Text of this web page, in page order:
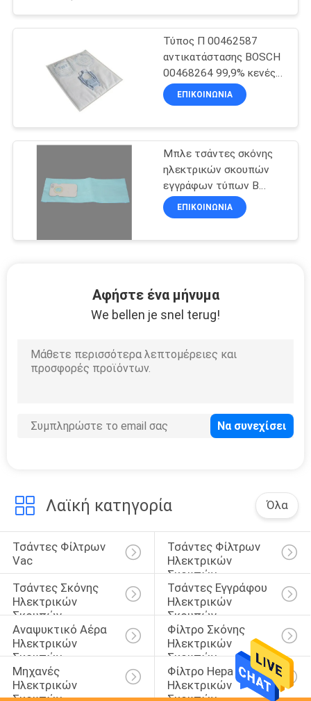
Τύπος Π 00462587
αντικατάστασης BOSCH
00468264 99,9% κενές
τσάντες διήθησης
μικροϋπολογιστών
ΕΠΙΚΟΙΝΩΝΊΑ
Μπλε τσάντες σκόνης
ηλεκτρικών σκουπών
εγγράφων τύπων Β
riccar-απλότητας 99.9%
ΕΠΙΚΟΙΝΩΝΊΑ
Αφήστε ένα μήνυμα
We bellen je snel terug!
Λαϊκή κατηγορία Όλα
Τσάντες Φίλτρων
Vac
Τσάντες Φίλτρων
Ηλεκτρικών
Σκουπών
Τσάντες Σκόνης
Ηλεκτρικών
Σκουπών
Τσάντες Εγγράφου
Ηλεκτρικών
Σκουπών
Αναψυκτικό Αέρα
Ηλεκτρικών
Σκουπών
Φίλτρο Σκόνης
Ηλεκτρικών
Σκουπών
Μηχανές
Ηλεκτρικών
Φίλτρο Hepa
Ηλεκτρικών